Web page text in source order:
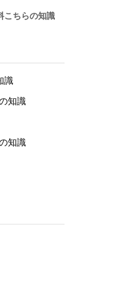
こちらの知識
識
知識
知識